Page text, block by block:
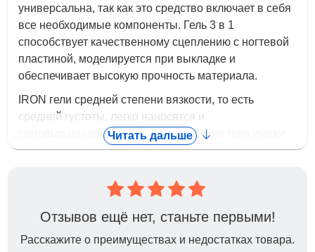
универсальна, так как это средство включает в себя
все необходимые компоненты. Гель 3 в 1
способствует качественному сцеплению с ногтевой
пластиной, моделируется при выкладке и
обеспечивает высокую прочность материала.
IRON гели средней степени вязкости, то есть
средней густоты, легко наносятся и
самовыравниваются. Камуфлирующие гели имеют
плотный пигмент, что позволяет перекрыть все
естественный вид ногтевой пластине.Переход
между гелем и ногтем остаётся невидимым у линии
кутикулы при отрастании.
В работе гель не растекается, достаточно прочный в
Читать дальше
Отзывов ещё нет, станьте первыми!
Расскажите о преимуществах и недостатках товара.